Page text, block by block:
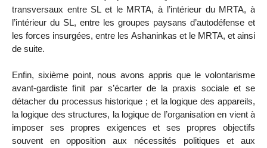
transversaux entre SL et le MRTA, à l’intérieur du MRTA, à
l’intérieur du SL, entre les groupes paysans d’autodéfense et
les forces insurgées, entre les Ashaninkas et le MRTA, et ainsi
de suite.
Enfin, sixième point, nous avons appris que le volontarisme
avant-gardiste finit par s’écarter de la praxis sociale et se
détacher du processus historique ; et la logique des appareils,
la logique des structures, la logique de l’organisation en vient à
imposer ses propres exigences et ses propres objectifs
souvent en opposition aux nécessités politiques et aux